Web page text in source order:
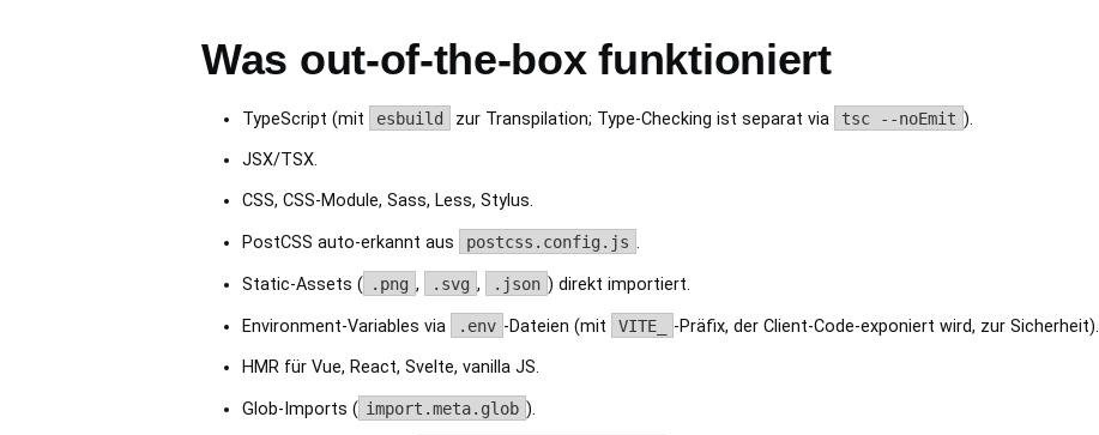
Was out-of-the-box funktioniert
TypeScript (mit esbuild zur Transpilation; Type-Checking ist separat via tsc --noEmit ).
JSX/TSX.
CSS, CSS-Module, Sass, Less, Stylus.
PostCSS auto-erkannt aus postcss.config.js .
Static-Assets ( .png , .svg , .json ) direkt importiert.
Environment-Variables via .env -Dateien (mit VITE_
-Präfix, der Client-Code-exponiert wird, zur Sicherheit).
HMR für Vue, React, Svelte, vanilla JS.
Glob-Imports ( import.meta.glob ).